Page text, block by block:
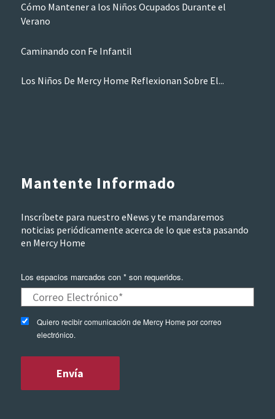
Cómo Mantener a los Niños Ocupados Durante el
Verano
Caminando con Fe Infantil
Los Niños De Mercy Home Reflexionan Sobre El...
Mantente Informado
Inscríbete para nuestro eNews y te mandaremos
noticias periódicamente acerca de lo que esta pasando
en Mercy Home
Los espacios marcados con * son requeridos.
Quiero recibir comunicación de Mercy Home por correo
electrónico.